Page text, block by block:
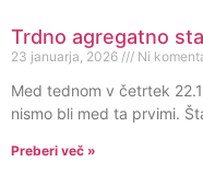
Trdno agregatno
23 januarja, 2026 Ni
Med tednom v četrtek
nismo bli med ta prvimi.
Preberi več »